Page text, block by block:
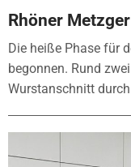
Rhöner
Die heiße Phase für
begonnen. Rund
Wurstanschnitt